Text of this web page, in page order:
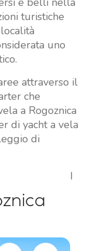
turistiche
uno
attraverso il
che
a Rogoznica
di yacht a vela
di
I